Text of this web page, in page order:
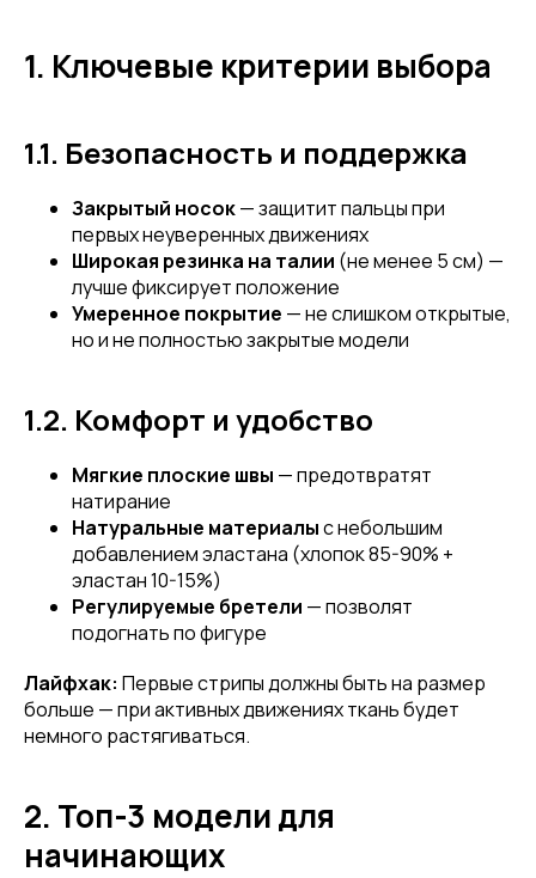
1. Ключевые критерии выбора
1.1. Безопасность и поддержка
Закрытый носок— защитит пальцы при
первых неуверенных движениях
Широкая резинка на талии (не менее 5 см) —
лучше фиксирует положение
Умеренное покрытие — не слишком открытые,
но и не полностью закрытые модели
1.2. Комфорт и удобство
Мягкие плоские швы — предотвратят
натирание
Натуральные материалыс небольшим
добавлением эластана (хлопок 85-90% +
эластан 10-15%)
Регулируемые бретели — позволят
подогнать по фигуре
Лайфхак: Первые стрипы должны быть на размер
больше — при активных движениях ткань будет
немного растягиваться.
2. Топ-3 модели для
начинающих